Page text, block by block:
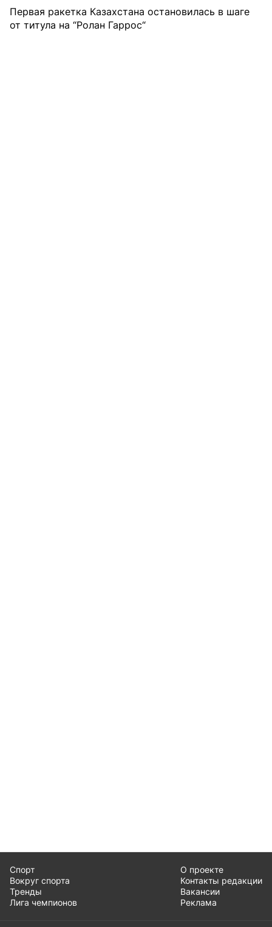
Первая ракетка Казахстана остановилась в шаге
от титула на “Ролан Гаррос“
Спорт
Вокруг спорта
Тренды
Лига чемпионов
О проекте
Контакты редакции
Вакансии
Реклама